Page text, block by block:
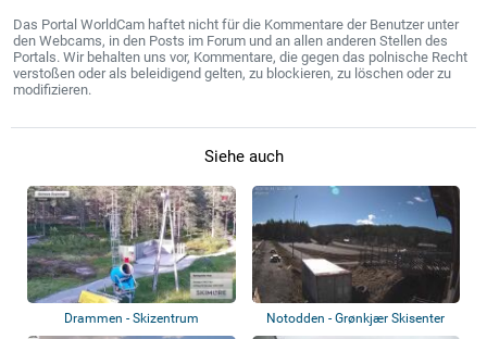
Das Portal WorldCam haftet nicht für die Kommentare der Benutzer unter
den Webcams, in den Posts im Forum und an allen anderen Stellen des
Portals. Wir behalten uns vor, Kommentare, die gegen das polnische Recht
verstoßen oder als beleidigend gelten, zu blockieren, zu löschen oder zu
modifizieren.
Siehe auch
Drammen - Skizentrum Notodden - Grønkjær Skisenter